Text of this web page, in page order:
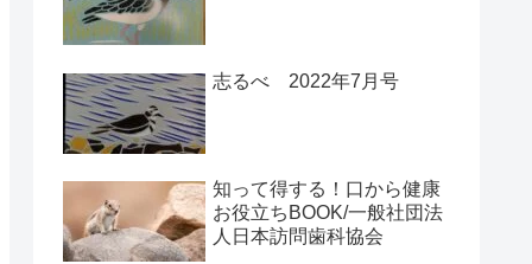
志るべ 2022年7月号
知って得する！口から健康
お役立ちBOOK/一般社団法
人日本訪問歯科協会￼